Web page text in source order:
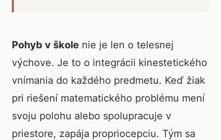
Pohyb v škole nie je len o telesnej
výchove. Je to o integrácii kinestetického
vnímania do každého predmetu. Keď žiak
pri riešení matematického problému mení
svoju polohu alebo spolupracuje v
priestore, zapája propriocepciu. Tým sa